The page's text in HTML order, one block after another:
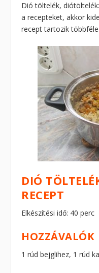
Dió töltelék,
a recepteket, akkor
recept tartozik
DIÓ
RECEPT
Elkészítési idő: 40 perc
HOZZÁVALÓK
1 rúd bejglihez, 1 rúd